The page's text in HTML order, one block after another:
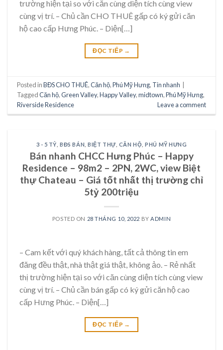
trường hiện tại so với căn cùng diện tích cùng view
cùng vị trí. – Chủ cần CHO THUÊ gấp có ký gửi căn
hộ cao cấp Hưng Phúc. – Diện[…]
ĐỌC TIẾP →
Posted inBĐS CHO THUÊ,Căn hộ,Phú Mỹ Hưng, Tin nhanh
TaggedCăn hộ,Green Valley,Happy Valley,midtown,Phú Mỹ Hưng,
Riverside Residence
Leave a comment
3 - 5 TỶ ,BĐS BÁN ,BIỆT THỰ CĂN HỘ ,PHÚ MỸ HƯNG
Bán nhanh CHCC Hưng Phúc – Happy
Residence – 98m2 – 2PN, 2WC, view Biệt
thự Chateau – Giá tốt nhất thị trường chỉ
5tỷ 200triệu
POSTED ON 28 THÁNG 10, 2022 BY ADMIN
– Cam kết với quý khách hàng, tất cả thông tin em
đăng đều thật, nhà thật giá thật, không ảo. – Rẻ nhất
thị trường hiện tại so với căn cùng diện tích cùng view
cùng vị trí. – Chủ cần bán gấp có ký gửi căn hộ cao
cấp Hưng Phúc. – Diện[…]
ĐỌC TIẾP →